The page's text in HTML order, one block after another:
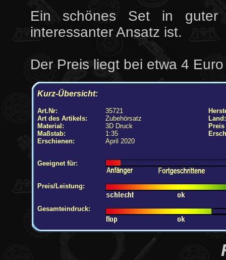
Ein schönes Set in
interessanter Ansatz ist.
Der Preis liegt bei etwa 4 Euro
Kurz-Übersicht:
Art.Nr:
Art des Artikels:
Material:
Maßstab:
Erschienen:
35721
Zubehörsatz
3D Druck
1:35
April 2020
Land:
Preis
Geeignet für:
Preis/Leistung:
Gesamteindruck: